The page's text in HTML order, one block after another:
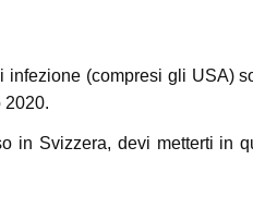
(compresi gli USA)
2020.
in Svizzera, devi metterti in